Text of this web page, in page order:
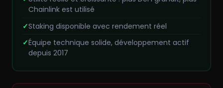
Chainlink est utilisé
Staking disponible avec rendement réel
Équipe technique solide, développement actif
depuis 2017